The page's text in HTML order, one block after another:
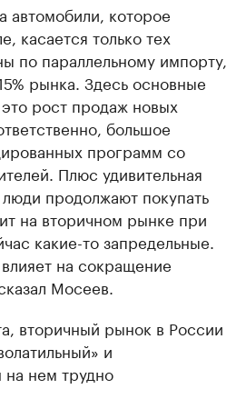
которое
касается только тех
по параллельному импорту,
рынка. Здесь основные
рост продаж новых
большое
программ со
Плюс удивительная
продолжают покупать
на вторичном рынке при
какие-то запредельные.
на сокращение
Мосеев.
вторичный рынок в России
и
нем трудно